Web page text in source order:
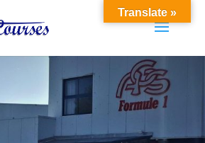
Translate »